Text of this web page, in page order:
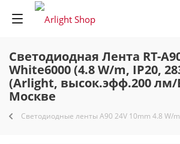
Светодиодная Лента RT-
White6000 (4.8 W/m, IP20,
(Arlight, высок.эфф.200 лм/
Москве
Светодиодные ленты A90 24V 10mm 4.8 W/